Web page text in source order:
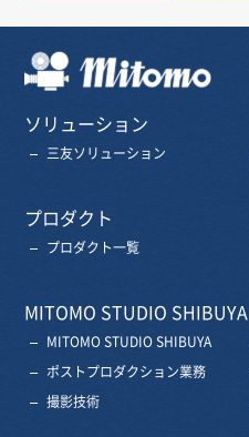
ソリューション
三友ソリューション
プロダクト
プロダクト一覧
MITOMO STUDIO SHIBUYA
MITOMO STUDIO SHIBUYA
ポストプロダクション業務
撮影技術